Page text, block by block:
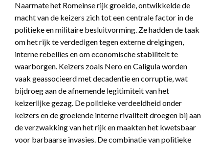
Naarmate het Romeinse rijk groeide, ontwikkelde de
macht van de keizers zich tot een centrale factor in de
politieke en militaire besluitvorming. Ze hadden de taak
om het rijk te verdedigen tegen externe dreigingen,
interne rebellies en om economische stabiliteit te
waarborgen. Keizers zoals Nero en Caligula worden
vaak geassocieerd met decadentie en corruptie, wat
bijdroeg aan de afnemende legitimiteit van het
keizerlijke gezag. De politieke verdeeldheid onder
keizers en de groeiende interne rivaliteit droegen bij aan
de verzwakking van het rijk en maakten het kwetsbaar
voor barbaarse invasies. De combinatie van politieke